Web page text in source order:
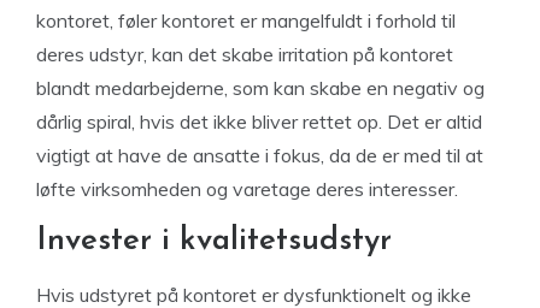
kontoret, føler kontoret er mangelfuldt i forhold til
deres udstyr, kan det skabe irritation på kontoret
blandt medarbejderne, som kan skabe en negativ og
dårlig spiral, hvis det ikke bliver rettet op. Det er altid
vigtigt at have de ansatte i fokus, da de er med til at
løfte virksomheden og varetage deres interesser.
Invester i kvalitetsudstyr
Hvis udstyret på kontoret er dysfunktionelt og ikke